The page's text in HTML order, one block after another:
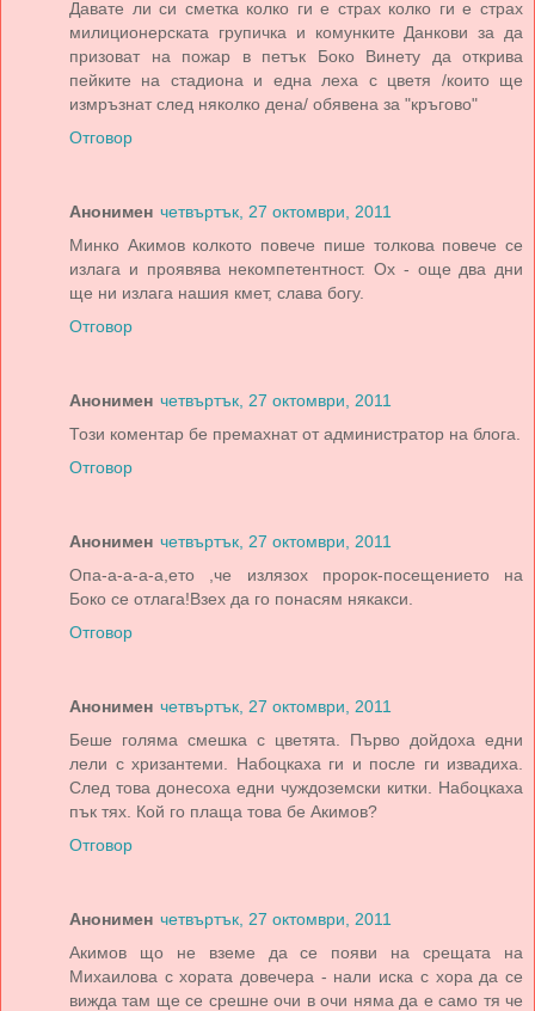
Давате ли си сметка колко ги е страх колко ги е страх
милиционерската групичка и комунките Данкови за да
призоват на пожар в петък Боко Винету да открива
пейките на стадиона и една леха с цветя /които ще
измръзнат след няколко дена/ обявена за "кръгово"
Отговор
Анонимен четвъртък, 27 октомври, 2011
Минко Акимов колкото повече пише толкова повече се
излага и проявява некомпетентност. Ох - още два дни
ще ни излага нашия кмет, слава богу.
Отговор
Анонимен четвъртък, 27 октомври, 2011
Този коментар бе премахнат от администратор на блога.
Отговор
Анонимен четвъртък, 27 октомври, 2011
Опа-а-а-а-а,ето ,че излязох пророк-посещението на
Боко се отлага!Взех да го понасям някакси.
Отговор
Анонимен четвъртък, 27 октомври, 2011
Беше голяма смешка с цветята. Първо дойдоха едни
лели с хризантеми. Набоцкаха ги и после ги извадиха.
След това донесоха едни чуждоземски китки. Набоцкаха
пък тях. Кой го плаща това бе Акимов?
Отговор
Анонимен четвъртък, 27 октомври, 2011
Акимов що не вземе да се появи на срещата на
Михаилова с хората довечера - нали иска с хора да се
вижда там ще се срешне очи в очи няма да е само тя че